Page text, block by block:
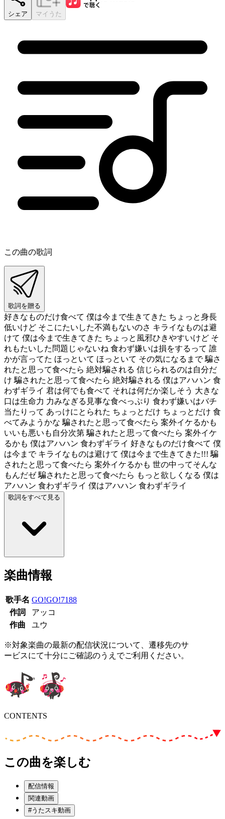
シェア マイうた
この曲の歌詞
歌詞を贈る
好きなものだけ食べて 僕は今まで生きてきた ちょっと身長
低いけど そこにたいした不満もないのさ キライなものは避
けて 僕は今まで生きてきた ちょっと風邪ひきやすいけど そ
れもたいした問題じゃないね 食わず嫌いは損をするって 誰
かが言ってた ほっといて ほっといて その気になるまで 騙さ
れたと思って食べたら 絶対騙される 信じられるのは自分だ
け 騙されたと思って食べたら 絶対騙される 僕はアハハン 食
わずギライ 君は何でも食べて それは何だか楽しそう 大きな
口は生命力 力みなぎる見事な食べっぷり 食わず嫌いはバチ
当たりって あっけにとられた ちょっとだけ ちょっとだけ 食
べてみようかな 騙されたと思って食べたら 案外イケるかも
いいも悪いも自分次第 騙されたと思って食べたら 案外イケ
るかも 僕はアハハン 食わずギライ 好きなものだけ食べて 僕
は今まで キライなものは避けて 僕は今まで生きてきた!!! 騙
されたと思って食べたら 案外イケるかも 世の中ってそんな
もんだゼ 騙されたと思って食べたら もっと欲しくなる 僕は
アハハン 食わずギライ 僕はアハハン 食わずギライ
歌詞をすべて見る
楽曲情報
歌手名 GO!GO!7188
作詞
アッコ
作曲
ユウ
※対象楽曲の最新の配信状況について、遷移先のサ
ービスにて十分にご確認のうえでご利用ください。
CONTENTS
この曲を楽しむ
配信情報
関連動画
#うたスキ動画